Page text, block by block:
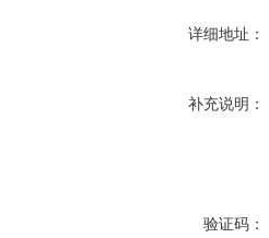
详细地址：
补充说明：
验证码：